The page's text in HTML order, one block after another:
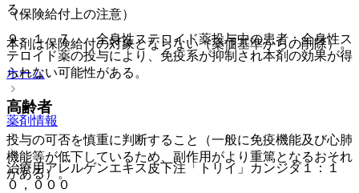
（保険給付上の注意）
本剤は保険給付の対象とならない（薬価基準からの削除）。
ホーム
薬剤情報
治療用アレルゲンエキス皮下注「トリイ」カンジダ１：１
０，０００
る。
９．１．７． 全身性ステロイド薬投与中の患者：全身性ス
テロイド薬の投与により、免疫系が抑制され本剤の効果が得
られない可能性がある。
高齢者
投与の可否を慎重に判断すること（一般に免疫機能及び心肺
機能等が低下しているため、副作用がより重篤となるおそれ
がある）。